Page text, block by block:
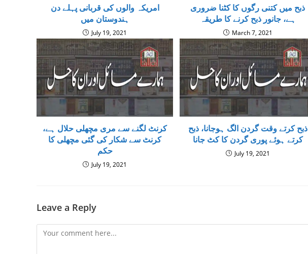
امریکہ والوں کی قربانی پہلے دن
ہندوستان میں
July 19, 2021
ذبح میں کتنی رگوں کا کٹنا ضروری
ہے، جانور ذبح کرنے کا طریقہ
March 7, 2021
کرنٹ لگنے سے مری مچھلی حلال ہے،
کرنٹ سے شکار کی گئی مچھلی کا
حکم
July 19, 2021
ذبح کرتے وقت گردن الگ ہوجانا، ذبح
کرتے ہوئے پوری گردن کا کٹ جانا
July 19, 2021
Leave a Reply
Comment